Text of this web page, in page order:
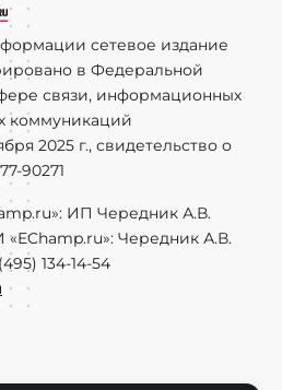
сетевое издание
в Федеральной
связи, информационных
коммуникаций
2025 г., свидетельство о
90271
ИП Чередник А.В.
Чередник А.В.
134-14-54